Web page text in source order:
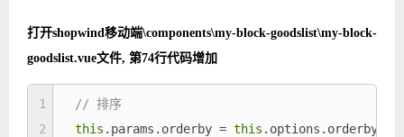
打开shopwind移动端\components\my-block-goodslist\my-block-
goodslist.vue文件, 第74行代码增加
// 排序
this .params.orderby = this
1
2